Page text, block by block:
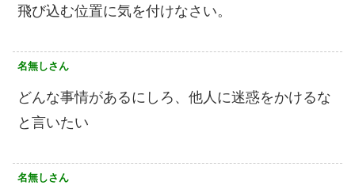
飛び込む位置に気を付けなさい。
名無しさん
どんな事情があるにしろ、他人に迷惑をかけるな
と言いたい
名無しさん